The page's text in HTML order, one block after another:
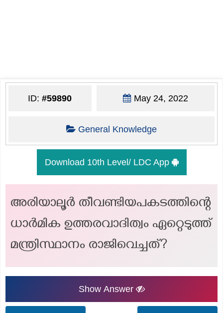
ID:#59890 May 24, 2022
General Knowledge
Download 10th Level/ LDC App
അരിയാലൂർ തീവണ്ടിയപകടത്തിന്റെ
ധാർമിക ഉത്തരവാദിത്വം ഏറ്റെടുത്ത്
മന്ത്രിസ്ഥാനം രാജിവെച്ചത്?
Show Answer